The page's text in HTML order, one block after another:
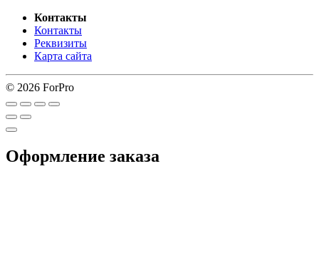
Контакты
Контакты
Реквизиты
Карта сайта
© 2026 ForPro
Оформление заказа